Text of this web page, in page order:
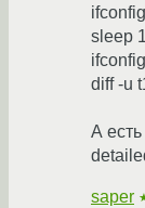
sleep
diff -u
А
saper